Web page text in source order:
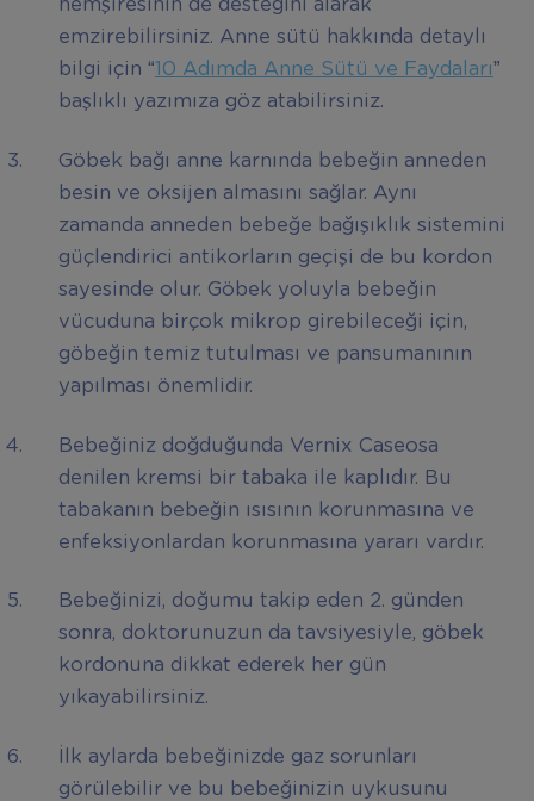
hemşiresinin de desteğini alarak
emzirebilirsiniz. Anne sütü hakkında detaylı
bilgi için “10 Adımda Anne Sütü ve Faydaları”
başlıklı yazımıza göz atabilirsiniz.
Göbek bağı anne karnında bebeğin anneden
besin ve oksijen almasını sağlar. Aynı
zamanda anneden bebeğe bağışıklık sistemini
güçlendirici antikorların geçişi de bu kordon
sayesinde olur. Göbek yoluyla bebeğin
vücuduna birçok mikrop girebileceği için,
göbeğin temiz tutulması ve pansumanının
yapılması önemlidir.
Bebeğiniz doğduğunda Vernix Caseosa
denilen kremsi bir tabaka ile kaplıdır. Bu
tabakanın bebeğin ısısının korunmasına ve
enfeksiyonlardan korunmasına yararı vardır.
Bebeğinizi, doğumu takip eden 2. günden
sonra, doktorunuzun da tavsiyesiyle, göbek
kordonuna dikkat ederek her gün
yıkayabilirsiniz.
İlk aylarda bebeğinizde gaz sorunları
görülebilir ve bu bebeğinizin uykusunu